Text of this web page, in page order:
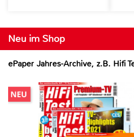
Neu im Shop
ePaper Jahres-Archive, z.B. Hifi